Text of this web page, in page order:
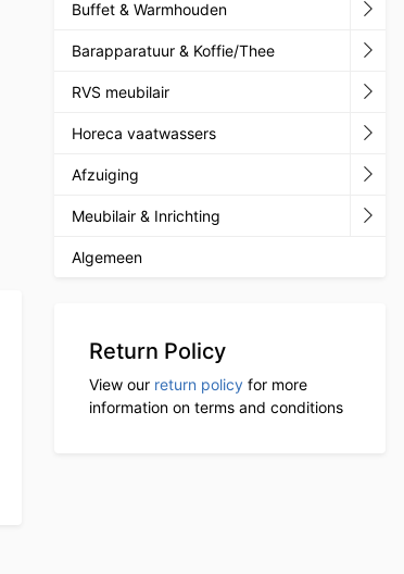
Buffet & Warmhouden
Barapparatuur & Koffie/Thee
RVS meubilair
Horeca vaatwassers
Afzuiging
Meubilair & Inrichting
Algemeen
Return Policy
View our return policy for more
information on terms and conditions